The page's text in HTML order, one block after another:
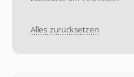
Alles zurücksetzen